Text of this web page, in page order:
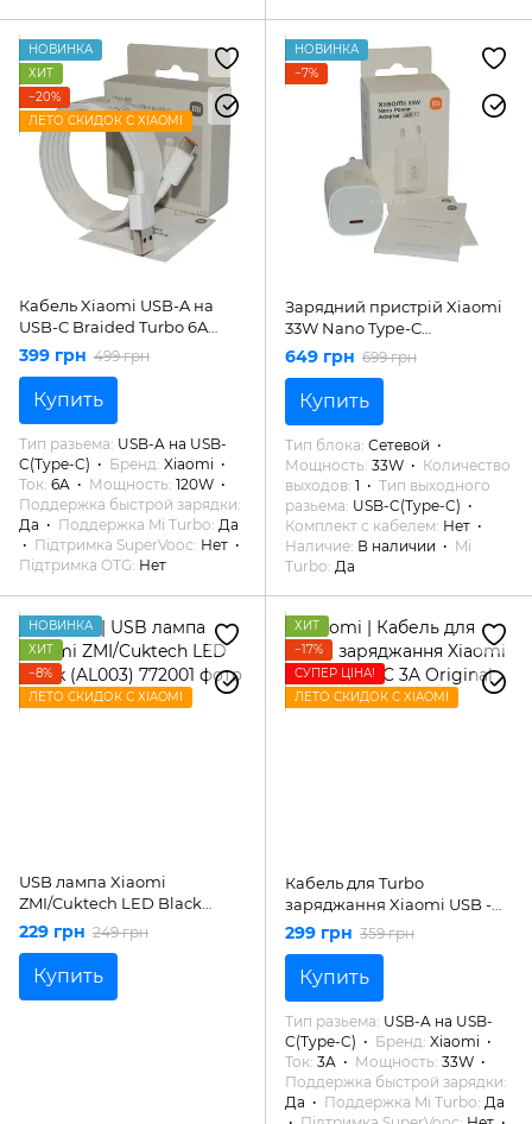
НОВИНКА
ХИТ
−20%
ЛЕТО СКИДОК С XIAOMI
Кабель Xiaomi USB-A на
USB-C Braided Turbo 6A
120W, 1m (Original)
399 грн 499 грн
Купить
Тип разьема USB-A на USB-
C(Type-C)
Бренд Xiaomi
Ток 6A Мощность 120W
Поддержка быстрой зарядки
Да
Поддержка Mi Turbo Да
Підтримка SuperVooc Нет
Підтримка OTG Нет
НОВИНКА
−7%
Зарядний пристрій Xiaomi
33W Nano Type-C
(BHR087LEU)
649 грн 699 грн
Купить
Тип блока Сетевой
Мощность 33W
Количество
выходов 1
Тип выходного
разьема USB-C(Type-C)
Комплект с кабелем Нет
Наличие В наличии
Mi
Turbo Да
НОВИНКА
ХИТ
−8%
ЛЕТО СКИДОК С XIAOMI
USB лампа Xiaomi
ZMI/Cuktech LED Black
(AL003)
229 грн 249 грн
Купить
ХИТ
−17%
СУПЕР ЦІНА!
ЛЕТО СКИДОК С XIAOMI
Кабель для Turbo
заряджання Xiaomi USB -
Type-C 3A Original
299 грн 359 грн
Купить
Тип разьема USB-A на USB-
C(Type-C)
Бренд Xiaomi
Ток 3A Мощность 33W
Поддержка быстрой зарядки
Да
Поддержка Mi Turbo Да